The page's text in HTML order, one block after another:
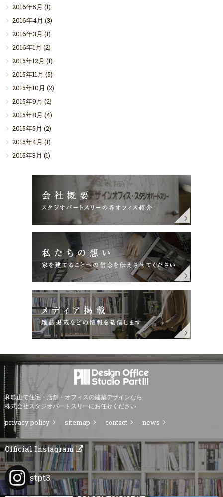
2016年5月 (1)
2016年4月 (3)
2016年3月 (1)
2016年1月 (2)
2015年12月 (1)
2015年11月 (5)
2015年10月 (2)
2015年9月 (2)
2015年8月 (4)
2015年5月 (2)
2015年4月 (1)
2015年3月 (1)
和歌山で住宅・店舗・オフィスの建築デザインなら
株式会社スタジオパートスリーにお任せください
privacy policy sitemap contact news
Official Instagram
stpt3